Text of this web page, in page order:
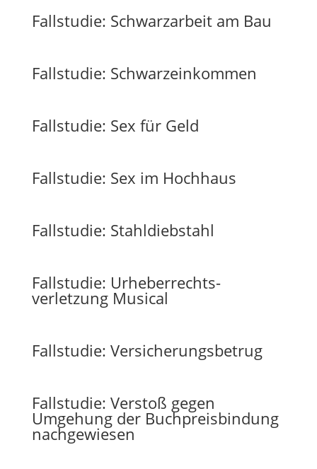
Fallstudie: Schwarzarbeit am Bau
Fallstudie: Schwarzeinkommen
Fallstudie: Sex für Geld
Fallstudie: Sex im Hochhaus
Fallstudie: Stahldiebstahl
Fallstudie: Urheberrechts­
verletzung Musical
Fallstudie: Versicherungsbetrug
Fallstudie: Verstoß gegen
Umgehung der Buchpreisbindung
nachgewiesen